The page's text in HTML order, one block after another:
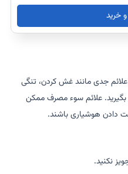
خرید
جدی مانند غش کردن، تنگی
علائم سوء مصرف ممکن
دادن هوشیاری باشند.
نکنید.